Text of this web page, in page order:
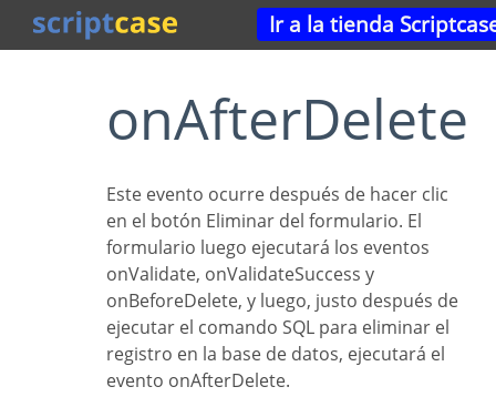
Ir a la tienda
onAfterDelete
Este evento ocurre después de hacer clic
en el botón Eliminar del formulario. El
formulario luego ejecutará los eventos
onValidate, onValidateSuccess y
onBeforeDelete, y luego, justo después de
ejecutar el comando SQL para eliminar el
registro en la base de datos, ejecutará el
evento onAfterDelete.